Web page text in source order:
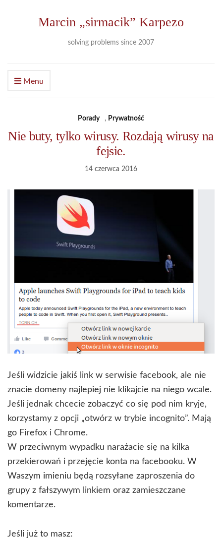
Marcin „sirmacik” Karpezo
solving problems since 2007
Menu
Porady , Prywatność
Nie buty, tylko wirusy. Rozdają wirusy na
fejsie.
14 czerwca 2016
Jeśli widzicie jakiś link w serwisie facebook, ale nie
znacie domeny najlepiej nie klikajcie na niego wcale.
Jeśli jednak chcecie zobaczyć co się pod nim kryje,
korzystamy z opcji „otwórz w trybie incognito”. Mają
go Firefox i Chrome.
W przeciwnym wypadku narażacie się na kilka
przekierowań i przejęcie konta na facebooku. W
Waszym imieniu będą rozsyłane zaproszenia do
grupy z fałszywym linkiem oraz zamieszczane
komentarze.
Jeśli już to masz: